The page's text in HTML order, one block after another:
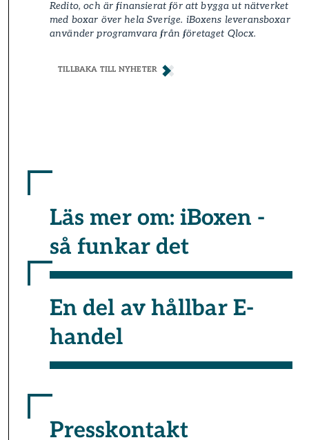
Redito, och är finansierat för att bygga ut nätverket
med boxar över hela Sverige. iBoxens leverans­boxar
använder programvara från företaget Qlocx.
TILLBAKA TILL NYHETER
Läs mer om: iBoxen -
så funkar det
En del av hållbar E-
handel
Presskontakt